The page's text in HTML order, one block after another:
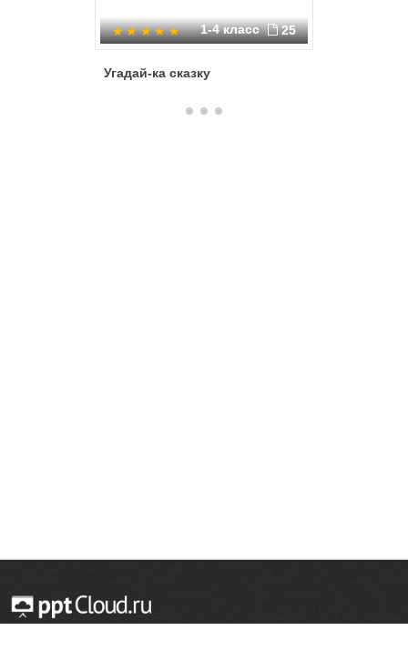
1-4 класс 25
Угадай-ка сказку